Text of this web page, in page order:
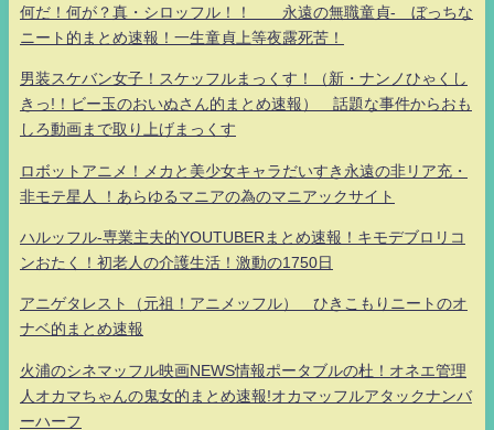
何だ！何が？真・シロッフル！！ 永遠の無職童貞- ぼっちな
ニート的まとめ速報！一生童貞上等夜露死苦！
男装スケバン女子！スケッフルまっくす！（新・ナンノひゃくし
きっ!！ビー玉のおいぬさん的まとめ速報） 話題な事件からおも
しろ動画まで取り上げまっくす
ロボットアニメ！メカと美少女キャラだいすき永遠の非リア充・
非モテ星人 ！あらゆるマニアの為のマニアックサイト
ハルッフル-専業主夫的YOUTUBERまとめ速報！キモデブロリコ
ンおたく！初老人の介護生活！激動の1750日
アニゲタレスト（元祖！アニメッフル） ひきこもりニートのオ
ナベ的まとめ速報
火浦のシネマッフル映画NEWS情報ポータブルの杜！オネエ管理
人オカマちゃんの鬼女的まとめ速報!オカマッフルアタックナンバ
ーハーフ